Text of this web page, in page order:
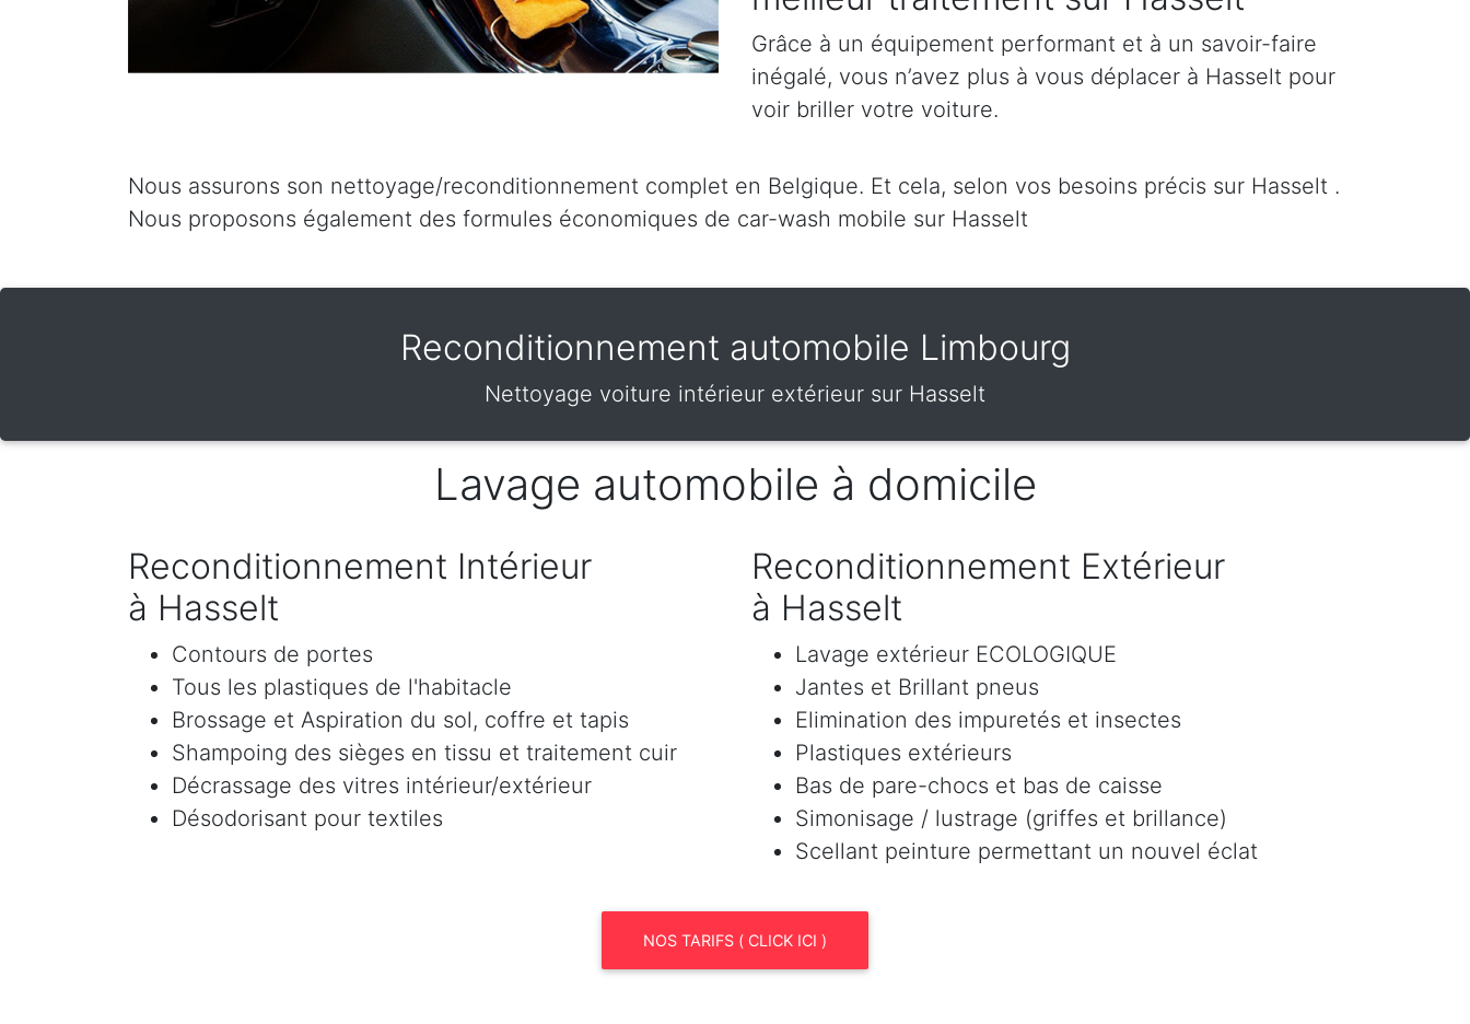
Grâce à un équipement performant et à un savoir-faire
inégalé, vous n’avez plus à vous déplacer à Hasselt pour
voir briller votre voiture.
Nous assurons son nettoyage/reconditionnement complet en Belgique. Et cela, selon vos besoins précis sur Hasselt .
Nous proposons également des formules économiques de car-wash mobile sur Hasselt
Reconditionnement automobile Limbourg
Nettoyage voiture intérieur extérieur sur Hasselt
Lavage automobile à domicile
Reconditionnement Intérieur
à Hasselt
Contours de portes
Tous les plastiques de l'habitacle
Brossage et Aspiration du sol, coffre et tapis
Shampoing des sièges en tissu et traitement cuir
Décrassage des vitres intérieur/extérieur
Désodorisant pour textiles
Reconditionnement Extérieur
à Hasselt
Lavage extérieur ECOLOGIQUE
Jantes et Brillant pneus
Elimination des impuretés et insectes
Plastiques extérieurs
Bas de pare-chocs et bas de caisse
Simonisage / lustrage (griffes et brillance)
Scellant peinture permettant un nouvel éclat
NOS TARIFS ( CLICK ICI )